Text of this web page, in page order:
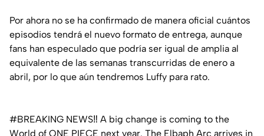
Por ahora no se ha confirmado de manera oficial cuántos
episodios tendrá el nuevo formato de entrega, aunque
fans han especulado que podría ser igual de amplia al
equivalente de las semanas transcurridas de enero a
abril, por lo que aún tendremos Luffy para rato.
#BREAKING NEWS‼ A big change is coming to the
World of ONE PIECE next year. The Elbaph Arc arrives in